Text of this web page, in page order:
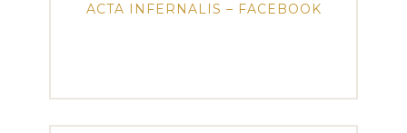
ACTA INFERNALIS – FACEBOOK